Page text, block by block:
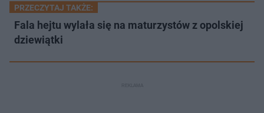
PRZECZYTAJ TAKŻE:
Fala hejtu wylała się na maturzystów z opolskiej
dziewiątki